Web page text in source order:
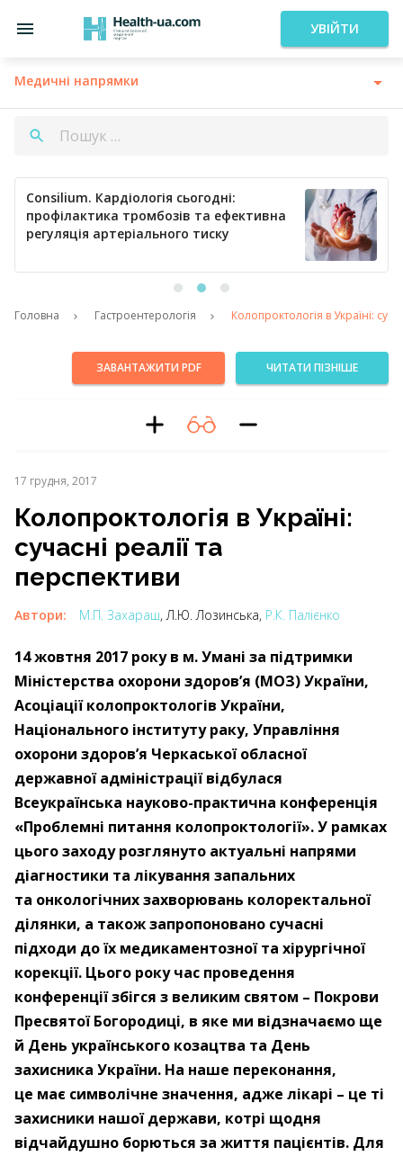
УВІЙТИ
Медичні напрямки
Consilium. Кардіологія сьогодні:
профілактика тромбозів та ефективна
регуляція артеріального тиску
Головна Гастроентерологія Колопроктологія в Україні:
ЗАВАНТАЖИТИ PDF ЧИТАТИ ПІЗНІШЕ
17 грудня, 2017
Колопроктологія в Україні:
сучасні реалії та
перспективи
Автори: М.П. Захараш, Л.Ю. Лозинська, Р.К. Палієнко
14 жовтня 2017 року в м. Умані за підтримки
Міністерства охорони здоров’я (МОЗ) України,
Асоціації колопроктологів України,
Національного інституту раку, Управління
охорони здоров’я Черкаської обласної
державної адміністрації відбулася
Всеукраїнська науково-практична конференція
«Проблемні питання колопроктології». У рамках
цього заходу розглянуто актуальні напрями
діагностики та лікування запальних
та онкологічних захворювань колоректальної
ділянки, а також запропоновано сучасні
підходи до їх медикаментозної та хірургічної
корекції. Цього року час проведення
конференції збігся з великим святом – Покрови
Пресвятої Богородиці, в яке ми відзначаємо ще
й День українського козацтва та День
захисника України. На наше переконання,
це має символічне значення, адже лікарі – це ті
захисники нашої держави, котрі щодня
відчайдушно борються за життя пацієнтів. Для